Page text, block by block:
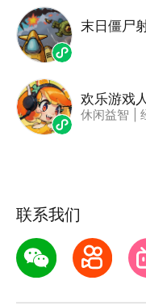
末日僵尸
欢乐游戏人
休闲益智
联系我们